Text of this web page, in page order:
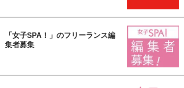
「女子SPA！」のフリーランス編
集者募集